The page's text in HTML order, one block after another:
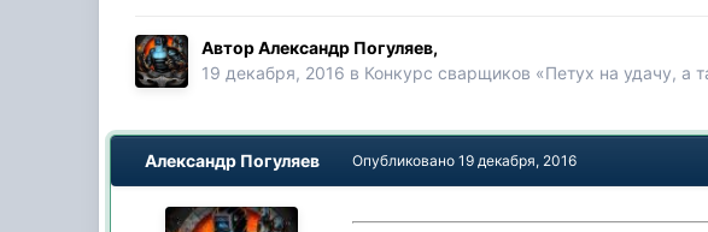
АвторАлександр Погуляев,
19 декабря, 2016 в Конкурс сварщиков «Петух на удачу, а
Александр Погуляев Опубликовано19 декабря, 2016